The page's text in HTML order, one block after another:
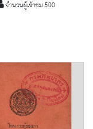
จำนวนผู้เข้าชม 500